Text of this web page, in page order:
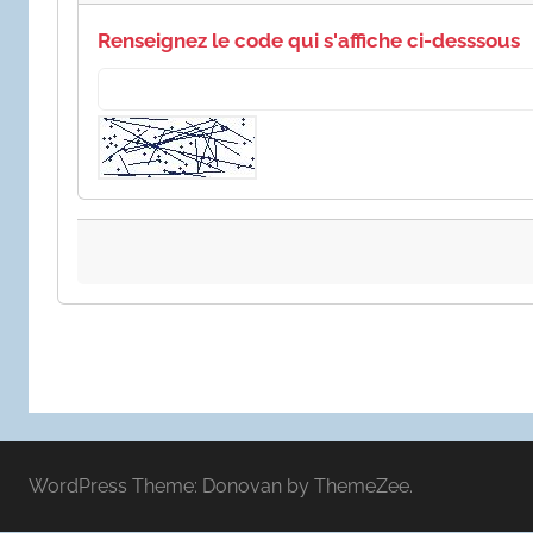
Renseignez le code qui s'affiche ci-desssous
WordPress Theme: Donovan by ThemeZee.